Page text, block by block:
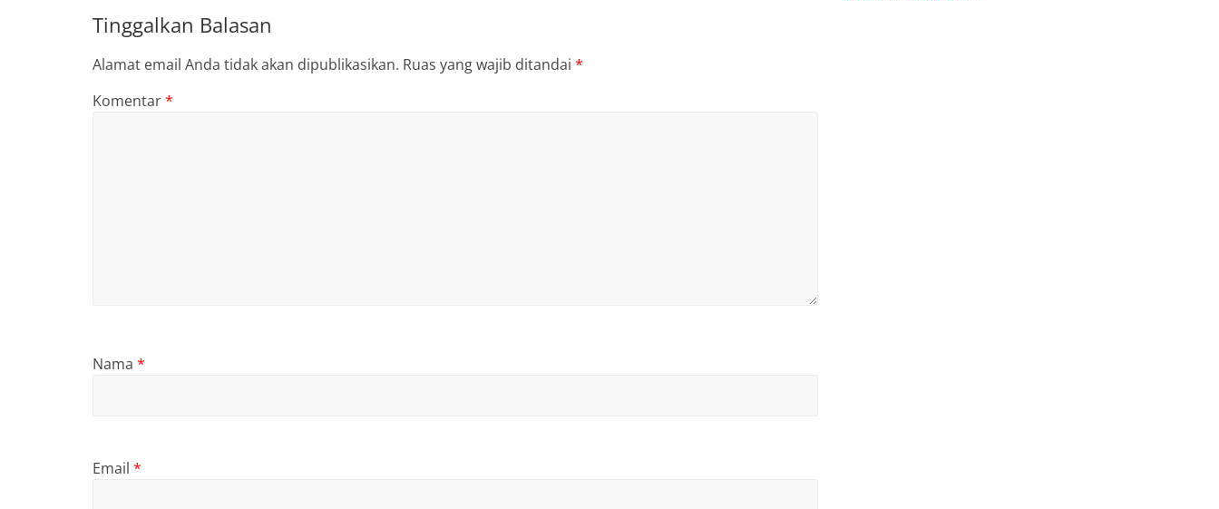
Tinggalkan Balasan
Alamat email Anda tidak akan dipublikasikan. Ruas yang wajib ditandai *
Komentar*
Nama *
Email *